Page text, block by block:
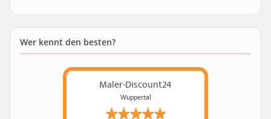
Wer kennt den besten?
Maler-Discount24
Wuppertal